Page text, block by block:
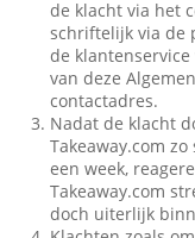
de klacht via het
schriftelijk via de
de
van deze
contactadres.
Nadat de klacht
Takeaway.com
een week,
Takeaway.com
doch uiterlijk